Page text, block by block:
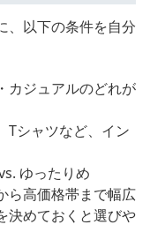
、以下の条件を自分
カジュアルのどれが
Tシャツなど、イン
ゆったりめ
ら高価格帯まで幅広
決めておくと選びや